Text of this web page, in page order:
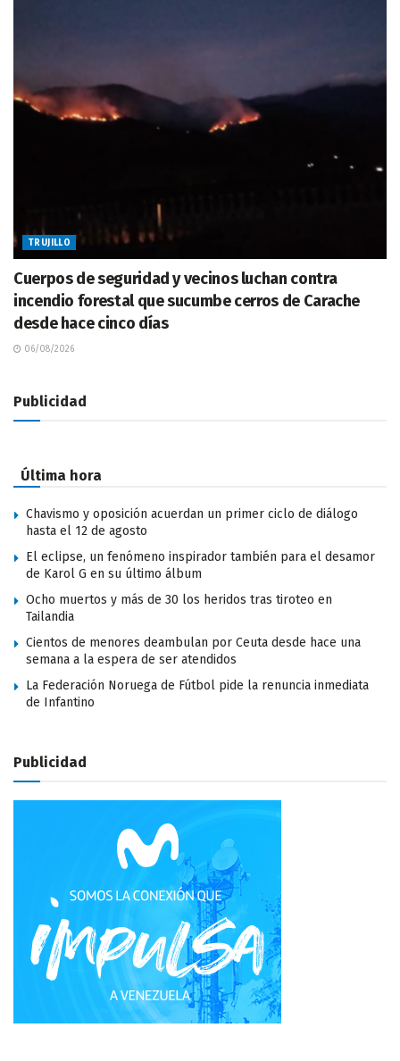
TRUJILLO
Cuerpos de seguridad y vecinos luchan contra
incendio forestal que sucumbe cerros de Carache
desde hace cinco días
06/08/2026
Publicidad
Última hora
Chavismo y oposición acuerdan un primer ciclo de diálogo
hasta el 12 de agosto
El eclipse, un fenómeno inspirador también para el desamor
de Karol G en su último álbum
Ocho muertos y más de 30 los heridos tras tiroteo en
Tailandia
Cientos de menores deambulan por Ceuta desde hace una
semana a la espera de ser atendidos
La Federación Noruega de Fútbol pide la renuncia inmediata
de Infantino
Publicidad